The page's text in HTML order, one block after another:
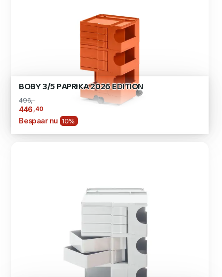
BOBY 3/5 PAPRIKA 2026 EDITION
496,-
446 ,40
Bespaar nu 10%